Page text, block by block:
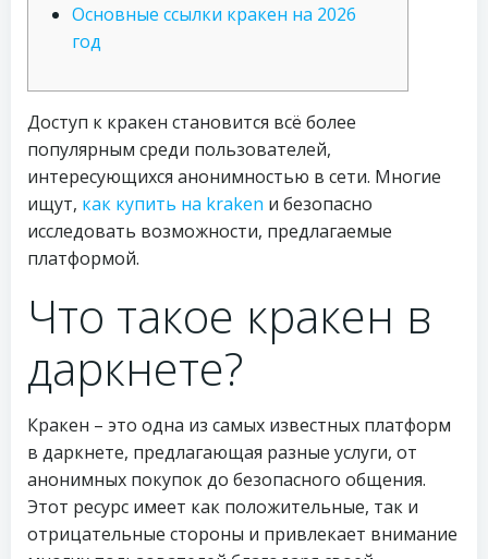
Основные ссылки кракен на 2026
год
Доступ к кракен становится всё более
популярным среди пользователей,
интересующихся анонимностью в сети. Многие
ищут, как купить на kraken и безопасно
исследовать возможности, предлагаемые
платформой.
Что такое кракен в
даркнете?
Кракен – это одна из самых известных платформ
в даркнете, предлагающая разные услуги, от
анонимных покупок до безопасного общения.
Этот ресурс имеет как положительные, так и
отрицательные стороны и привлекает внимание